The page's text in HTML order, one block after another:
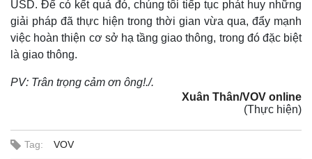
USD. Để có kết quả đó, chúng tôi tiếp tục phát huy những
giải pháp đã thực hiện trong thời gian vừa qua, đẩy mạnh
việc hoàn thiện cơ sở hạ tầng giao thông, trong đó đặc biệt
là giao thông.
PV: Trân trọng cảm ơn ông!./.
Xuân Thân/VOV online
(Thực hiện)
Tag: VOV